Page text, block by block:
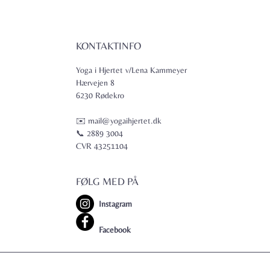
KONTAKTINFO
Yoga i Hjertet v/Lena Kammeyer
Hærvejen 8
6230 Rødekro
✉️ mail@yogaihjertet.dk
📞 2889 3004
CVR 43251104
FØLG MED PÅ
Instagram
Facebook